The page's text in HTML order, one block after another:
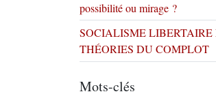
possibilité ou mirage ?
SOCIALISME LIBERTAIRE
THÉORIES DU COMPLOT
Mots-clés